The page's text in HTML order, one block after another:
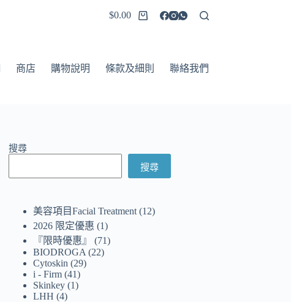
$0.00
商店 購物說明 條款及細則 聯絡我們
搜尋
搜尋
美容項目Facial Treatment 12
2026 限定優惠
1
『限時優惠』
71
BIODROGA
22
Cytoskin
29
i - Firm 41
Skinkey 1
LHH 4